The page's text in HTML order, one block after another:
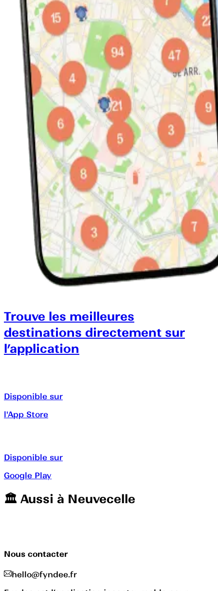
Trouve les meilleures
destinations directement sur
l’application
Disponible sur
l'App Store
Disponible sur
Google Play
🏛️️ Aussi à Neuvecelle
Nous contacter
hello@fyndee.fr